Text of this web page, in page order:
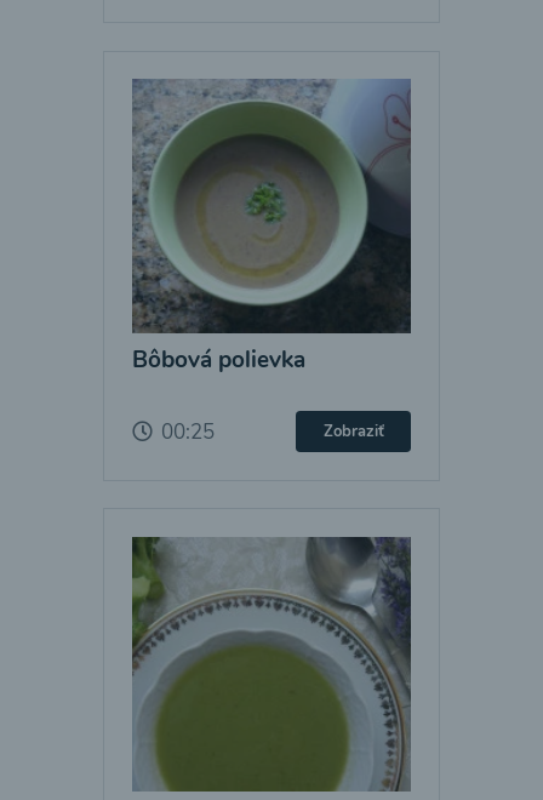
Bôbová polievka
00:25 Zobraziť